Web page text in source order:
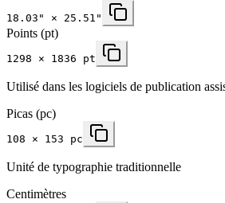
18.03 " × 25.51 "
Points (pt)
1298 × 1836 pt
Utilisé dans les logiciels de publication
Picas (pc)
108 × 153 pc
Unité de typographie traditionnelle
Centimètres